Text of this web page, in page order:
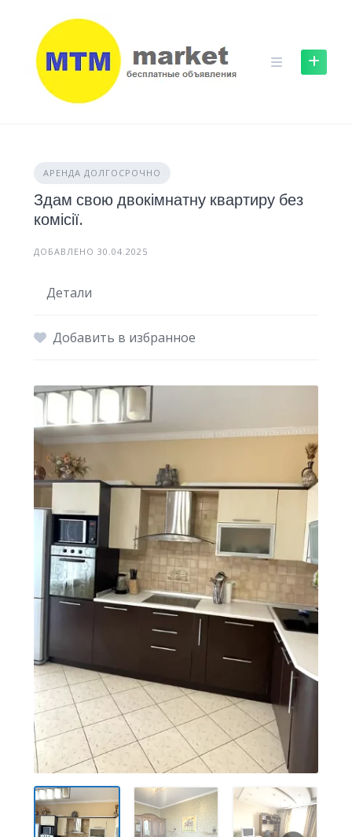
content
АРЕНДА ДОЛГОСРОЧНО
Здам свою двокімнатну квартиру без
комісії.
ДОБАВЛЕНО 30.04.2025
Детали
Добавить в избранное